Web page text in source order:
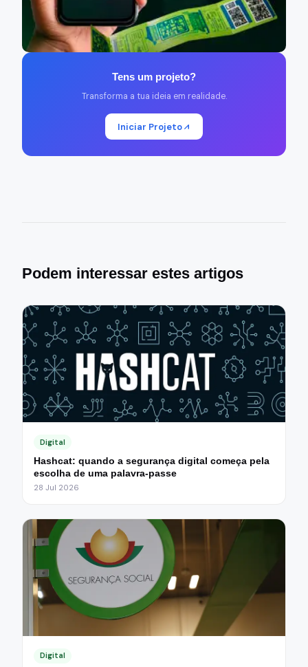
Tens um projeto?
Transforma a tua ideia em realidade.
Iniciar Projeto
Podem interessar estes artigos
Digital
Hashcat: quando a segurança digital começa pela
escolha de uma palavra-passe
28 Jul 2026
Digital